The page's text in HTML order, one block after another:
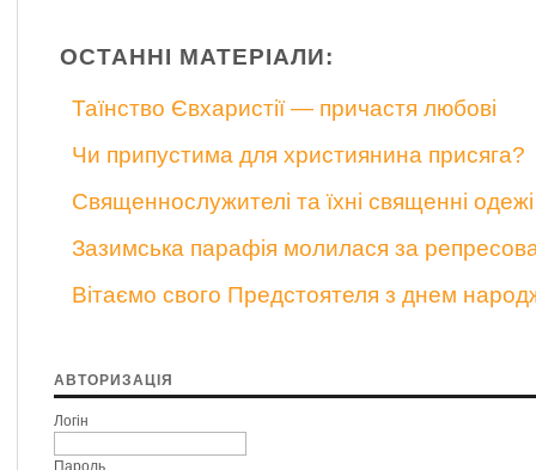
ОСТАННІ МАТЕРІАЛИ:
Таїнство Євхаристії — причастя любові
Чи припустима для християнина присяга?
Священнослужителі та їхні священні
Зазимська парафія молилася за
Вітаємо свого Предстоятеля з днем
АВТОРИЗАЦІЯ
Логін
Пароль